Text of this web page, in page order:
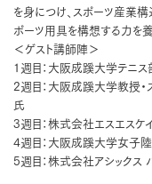
を身につけ、スポーツ産業
ポーツ用具を構想する力を養
＜ゲスト講師陣＞
1週目：大阪成蹊大学テニ
2週目：大阪成蹊大学教授
氏
3週目：株式会社エスエス
4週目：大阪成蹊大学女
5週目：株式会社アシック